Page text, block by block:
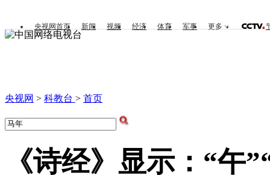
央视网首页 新闻 视频 经济 体育 军事 更多
央视网 > 科教台 > 首页
《诗经》显示：“午